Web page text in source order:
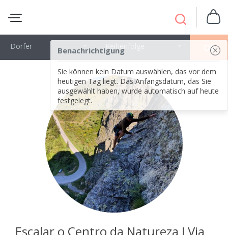
Benachrichtigung
Sie können kein Datum auswählen, das vor dem
heutigen Tag liegt. Das Anfangsdatum, das Sie
ausgewählt haben, wurde automatisch auf heute
festgelegt.
OK
Dörfer
Escalar o Centro da Natureza I Via